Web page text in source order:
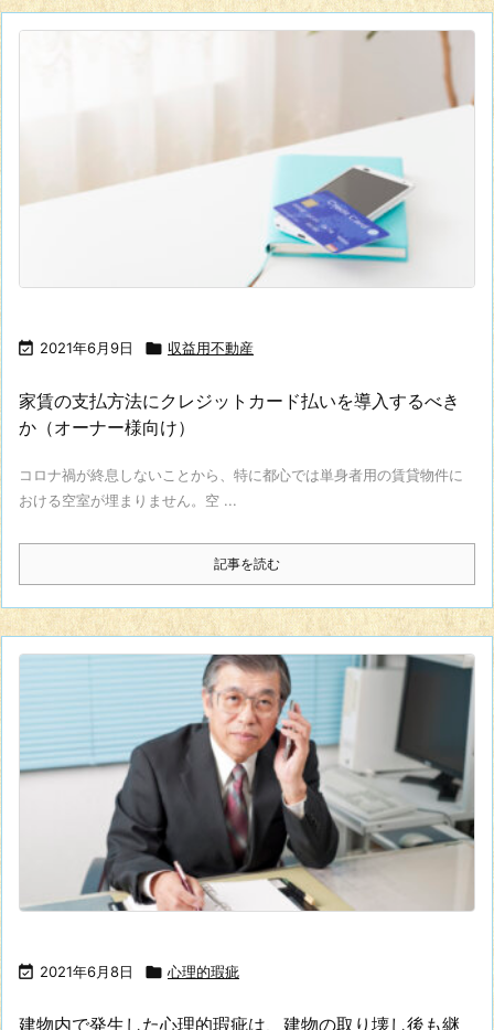
 2021年6月9日  収益用不動産
家賃の支払方法にクレジットカード払いを導入するべき
か（オーナー様向け）
コロナ禍が終息しないことから、特に都心では単身者用の賃貸物件に
おける空室が埋まりません。空 ...
記事を読む
 2021年6月8日  心理的瑕疵
建物内で発生した心理的瑕疵は、建物の取り壊し後も継